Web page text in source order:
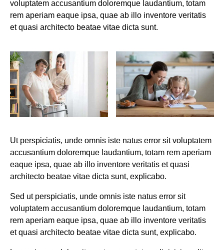
voluptatem accusantium doloremque laudantium, totam
rem aperiam eaque ipsa, quae ab illo inventore veritatis
et quasi architecto beatae vitae dicta sunt.
Ut perspiciatis, unde omnis iste natus error sit voluptatem
accusantium doloremque laudantium, totam rem aperiam
eaque ipsa, quae ab illo inventore veritatis et quasi
architecto beatae vitae dicta sunt, explicabo.
Sed ut perspiciatis, unde omnis iste natus error sit
voluptatem accusantium doloremque laudantium, totam
rem aperiam eaque ipsa, quae ab illo inventore veritatis
et quasi architecto beatae vitae dicta sunt, explicabo.